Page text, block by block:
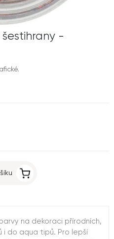
-
na dekoraci přírodních,
i do aqua tipů. Pro lepší